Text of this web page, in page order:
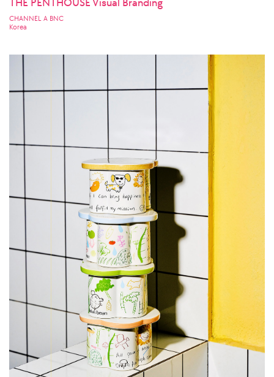
CHANNEL A BNC
Korea